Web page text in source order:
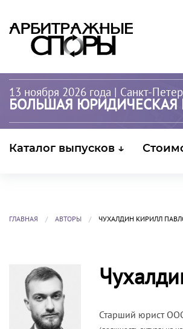
13 ноября 2026 года | Санкт-
БОЛЬШАЯ
Каталог выпусков ↓
ГЛАВНАЯ АВТОРЫ ЧУХАЛДИН КИРИЛЛ
Старший юрист